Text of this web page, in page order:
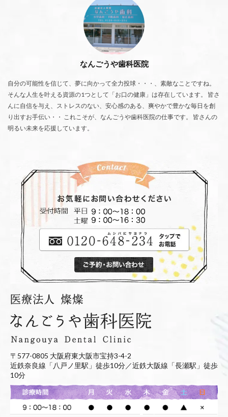
なんごうや歯科医院
自分の可能性を信じて、夢に向かって全力投球・・・、素敵なことですね。
そんな人生を叶える資源の1つとして「お口の健康」は存在しています。 皆さ
んに自信を与え、ストレスのない、安心感のある、爽やかで豊かな毎日を創
り出すお手伝い・・ これこそが、なんごうや歯科医院の仕事です。 皆さんの
明るい未来を応援しています。
〒577-0805 大阪府東大阪市宝持3-4-2
近鉄奈良線「八戸ノ里駅」徒歩10分／近鉄大阪線「長瀬駅」徒歩
10分